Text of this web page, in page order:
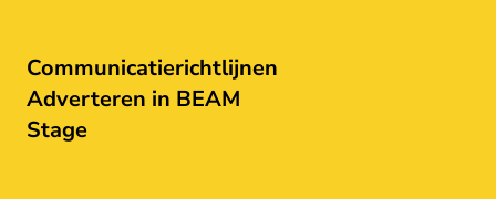
Communicatierichtlijnen
Adverteren in BEAM
Stage